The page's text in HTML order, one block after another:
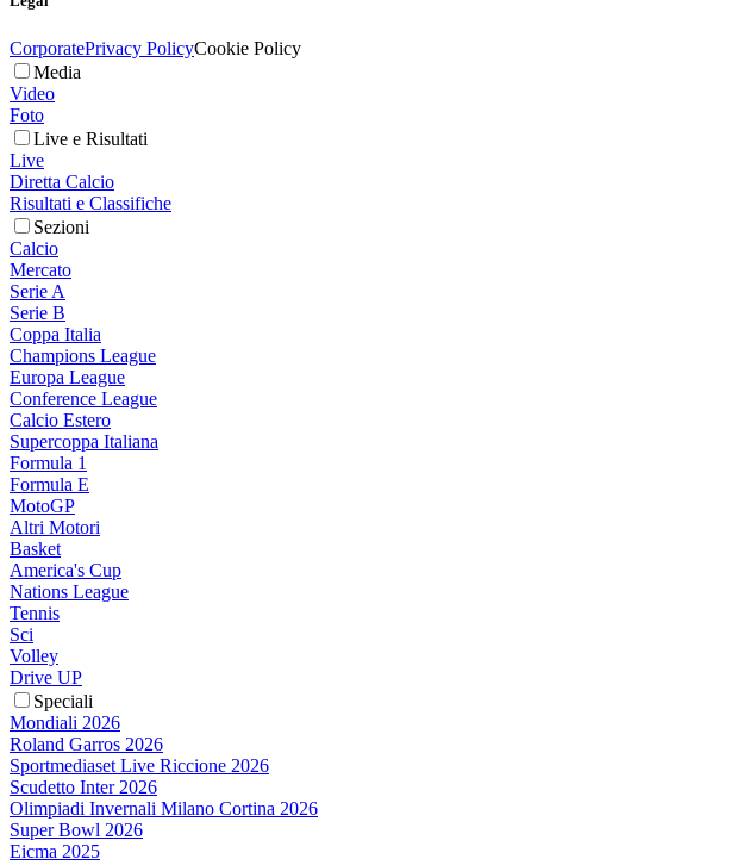
CorporatePrivacy PolicyCookie Policy
Media
Video
Foto
Live e Risultati
Live
Diretta Calcio
Risultati e Classifiche
Sezioni
Calcio
Mercato
Serie A
Serie B
Coppa Italia
Champions League
Europa League
Conference League
Calcio Estero
Supercoppa Italiana
Formula 1
Formula E
MotoGP
Altri Motori
Basket
America's Cup
Nations League
Tennis
Sci
Volley
Drive UP
Speciali
Mondiali 2026
Roland Garros 2026
Sportmediaset Live Riccione 2026
Scudetto Inter 2026
Olimpiadi Invernali Milano Cortina 2026
Super Bowl 2026
Eicma 2025